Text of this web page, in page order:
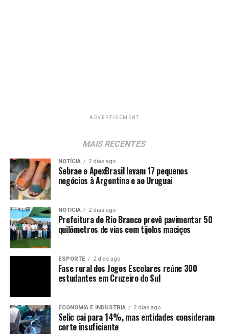
ADVERTISEMENT
MAIS RECENTES
NOTÍCIA 2 dias ago
Sebrae e ApexBrasil levam 17 pequenos
negócios à Argentina e ao Uruguai
NOTÍCIA 2 dias ago
Prefeitura de Rio Branco prevê pavimentar 50
quilômetros de vias com tijolos maciços
ESPORTE 2 dias ago
Fase rural dos Jogos Escolares reúne 300
estudantes em Cruzeiro do Sul
ECONOMIA E INDUSTRIA 2 dias ago
Selic cai para 14%, mas entidades consideram
corte insuficiente